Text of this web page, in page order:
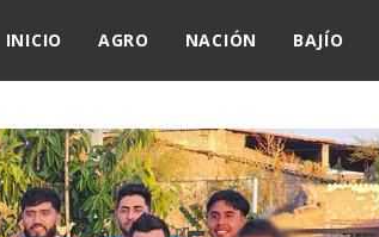
INICIO AGRO NACIÓN BAJÍO